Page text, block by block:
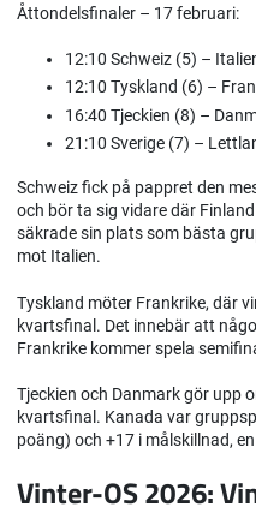
Åttondelsfinaler – 17 februari:
12:10 Schweiz (5) –
12:10 Tyskland (6) –
16:40 Tjeckien (8) –
21:10 Sverige (7) –
Schweiz fick på pappret den
och bör ta sig vidare där
säkrade sin plats som bästa
mot Italien.
Tyskland möter Frankrike, där
kvartsfinal. Det innebär att
Frankrike kommer spela
Tjeckien och Danmark gör upp
kvartsfinal. Kanada var
poäng) och +17 i målskillnad,
Vinter-OS 2026: